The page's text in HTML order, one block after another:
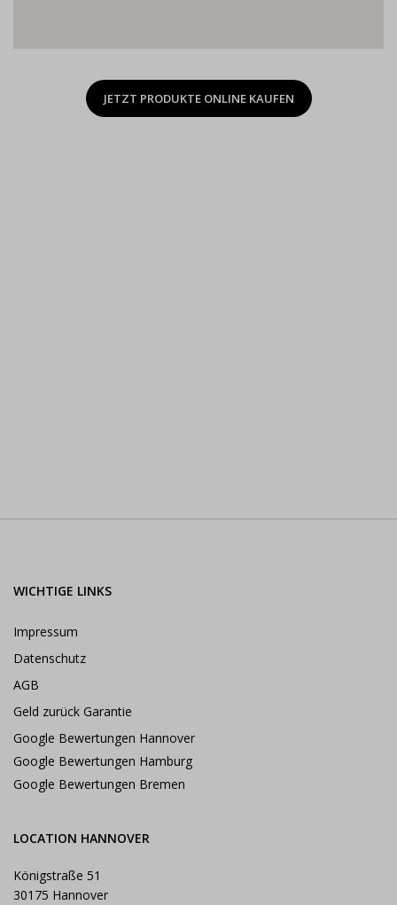
JETZT PRODUKTE ONLINE KAUFEN
WICHTIGE LINKS
Impressum
Datenschutz
AGB
Geld zurück Garantie
Google Bewertungen Hannover
Google Bewertungen Hamburg
Google Bewertungen Bremen
LOCATION HANNOVER
Königstraße 51
30175 Hannover